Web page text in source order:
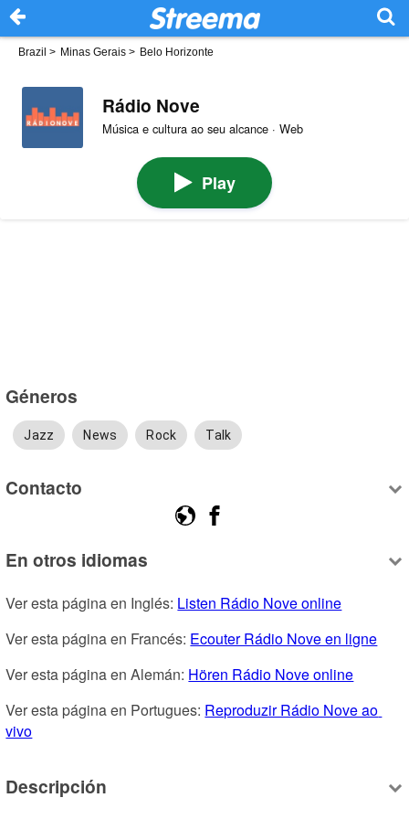
Brazil > Minas Gerais > Belo Horizonte
Rádio Nove
Música e cultura ao seu alcance · Web
Play
Géneros
Jazz News Rock Talk
Contacto
En otros idiomas
Ver esta página en Inglés: Listen Rádio Nove online
Ver esta página en Francés: Ecouter Rádio Nove en ligne
Ver esta página en Alemán: Hören Rádio Nove online
Ver esta página en Portugues: Reproduzir Rádio Nove ao
vivo
Descripción